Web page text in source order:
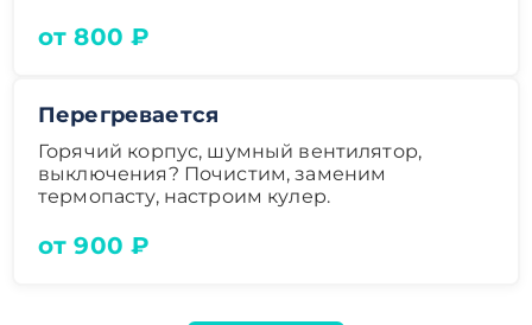
от 800 ₽
Перегревается
Горячий корпус, шумный вентилятор,
выключения? Почистим, заменим
термопасту, настроим кулер.
от 900 ₽